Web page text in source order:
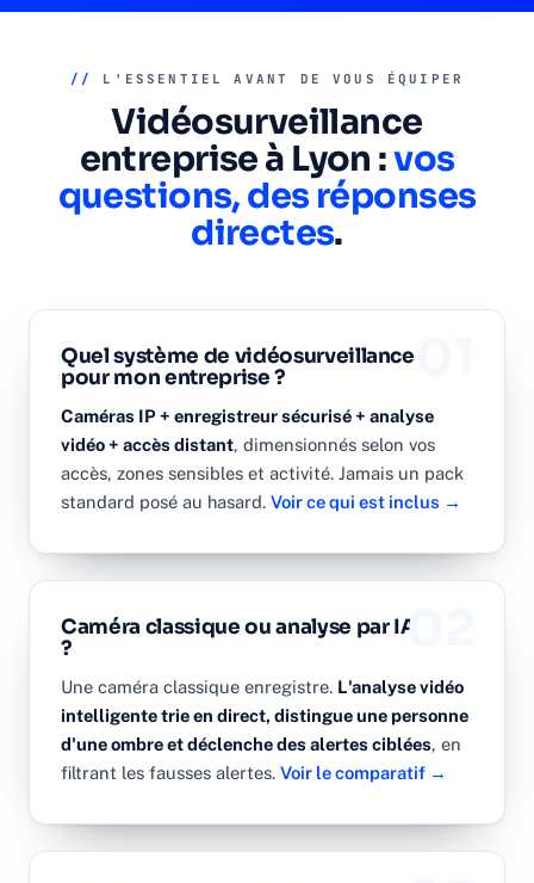
// L'ESSENTIEL AVANT DE VOUS ÉQUIPER
Vidéosurveillance
entreprise à Lyon :vos
questions, des réponses
directes.
Quel système de vidéosurveillance
pour mon entreprise ?
Caméras IP + enregistreur sécurisé + analyse
vidéo + accès distant, dimensionnés selon vos
accès, zones sensibles et activité. Jamais un pack
standard posé au hasard. Voir ce qui est inclus →
02
Caméra classique ou analyse par IA
?
Une caméra classique enregistre. L'analyse vidéo
intelligente trie en direct, distingue une personne
d'une ombre et déclenche des alertes ciblées, en
filtrant les fausses alertes. Voir le comparatif →